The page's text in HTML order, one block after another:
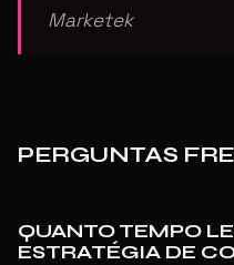
Marketek
PERGUNTAS
QUANTO TEMPO
ESTRATÉGIA DE